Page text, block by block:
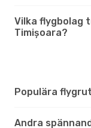
Vilka flygbolag
Timișoara?
Populära
Andra